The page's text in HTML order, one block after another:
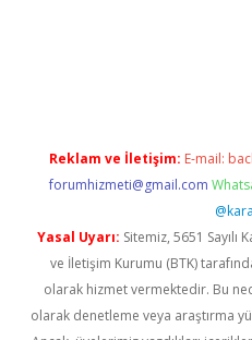
Reklam ve İletişim: E-mail:
forumhizmeti@gmail.com
Yasal Uyarı: Sitemiz, 5651
ve İletişim Kurumu (BTK)
olarak hizmet vermektedir. Bu
olarak denetleme veya araştırma